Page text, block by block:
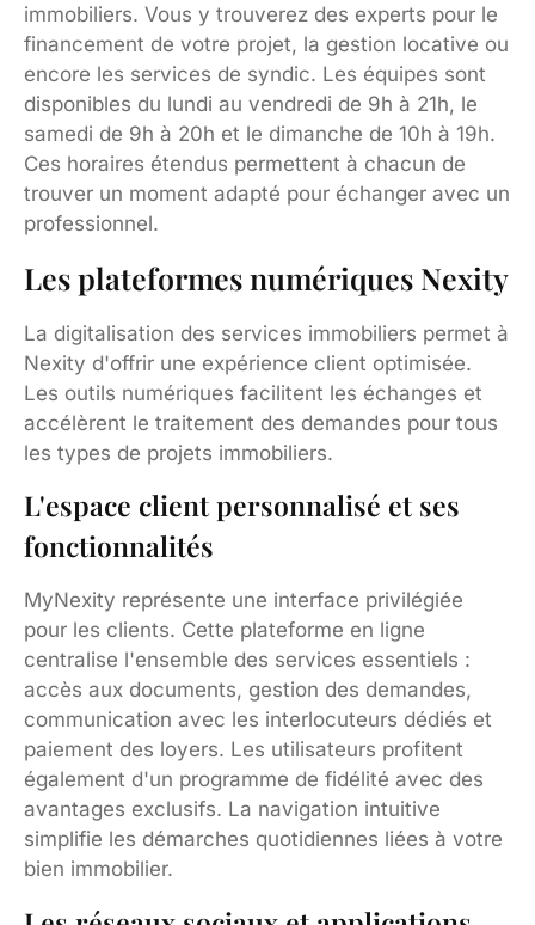
immobiliers. Vous y trouverez des experts pour le
financement de votre projet, la gestion locative ou
encore les services de syndic. Les équipes sont
disponibles du lundi au vendredi de 9h à 21h, le
samedi de 9h à 20h et le dimanche de 10h à 19h.
Ces horaires étendus permettent à chacun de
trouver un moment adapté pour échanger avec un
professionnel.
Les plateformes numériques Nexity
La digitalisation des services immobiliers permet à
Nexity d'offrir une expérience client optimisée.
Les outils numériques facilitent les échanges et
accélèrent le traitement des demandes pour tous
les types de projets immobiliers.
L'espace client personnalisé et ses
fonctionnalités
MyNexity représente une interface privilégiée
pour les clients. Cette plateforme en ligne
centralise l'ensemble des services essentiels :
accès aux documents, gestion des demandes,
communication avec les interlocuteurs dédiés et
paiement des loyers. Les utilisateurs profitent
également d'un programme de fidélité avec des
avantages exclusifs. La navigation intuitive
simplifie les démarches quotidiennes liées à votre
bien immobilier.